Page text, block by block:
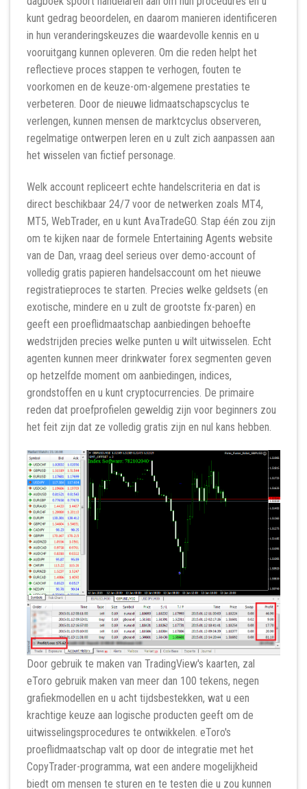
kunt gedrag beoordelen, en daarom manieren identificeren
in hun veranderingskeuzes die waardevolle kennis en u
vooruitgang kunnen opleveren. Om die reden helpt het
reflectieve proces stappen te verhogen, fouten te
voorkomen en de keuze-om-algemene prestaties te
verbeteren. Door de nieuwe lidmaatschapscyclus te
verlengen, kunnen mensen de marktcyclus observeren,
regelmatige ontwerpen leren en u zult zich aanpassen aan
het wisselen van fictief personage.
Welk account repliceert echte handelscriteria en dat is
direct beschikbaar 24/7 voor de netwerken zoals MT4,
MT5, WebTrader, en u kunt AvaTradeGO. Stap één zou zijn
om te kijken naar de formele Entertaining Agents website
van de Dan, vraag deel serieus over demo-account of
volledig gratis papieren handelsaccount om het nieuwe
registratieproces te starten. Precies welke geldsets (en
exotische, mindere en u zult de grootste fx-paren) en
geeft een proeflidmaatschap aanbiedingen behoefte
wedstrijden precies welke punten u wilt uitwisselen. Echt
agenten kunnen meer drinkwater forex segmenten geven
op hetzelfde moment om aanbiedingen, indices,
grondstoffen en u kunt cryptocurrencies. De primaire
reden dat proefprofielen geweldig zijn voor beginners zou
het feit zijn dat ze volledig gratis zijn en nul kans hebben.
Door gebruik te maken van TradingView's kaarten, zal
eToro gebruik maken van meer dan 100 tekens, negen
grafiekmodellen en u acht tijdsbestekken, wat u een
krachtige keuze aan logische producten geeft om de
uitwisselingsprocedures te ontwikkelen. eToro's
proeflidmaatschap valt op door de integratie met het
CopyTrader-programma, wat een andere mogelijkheid
biedt om mensen te sturen en te testen die u zou kunnen